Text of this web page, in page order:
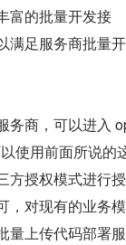
富的批量开发接
满足服务商批量开
务商，可以进入
使用前面所说的
方授权模式进行授
，对现有的业务模
量上传代码部署服